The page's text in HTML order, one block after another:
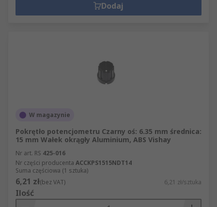
Dodaj
W magazynie
Pokrętło potencjometru Czarny oś: 6.35 mm średnica:
15 mm Wałek okrągły Aluminium, ABS Vishay
Nr art. RS 425-016
Nr części producenta ACCKPS1515NDT14
Suma częściowa (1 sztuka)
6,21 zł(bez VAT) 6,21 zł/sztuka
Ilość